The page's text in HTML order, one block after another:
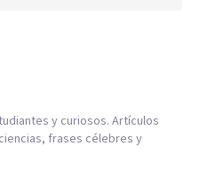
y curiosos. Artículos
frases célebres y